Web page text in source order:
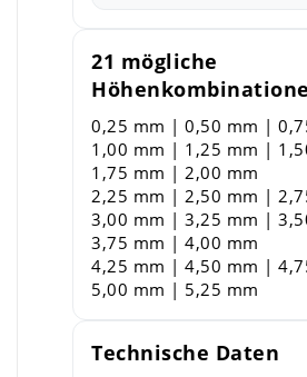
21 mögliche
0,25 mm | 0,50 mm |
1,00 mm | 1,25 mm |
1,75 mm | 2,00 mm
2,25 mm | 2,50 mm |
3,00 mm | 3,25 mm |
3,75 mm | 4,00 mm
4,25 mm | 4,50 mm |
5,00 mm | 5,25 mm
Technische Daten